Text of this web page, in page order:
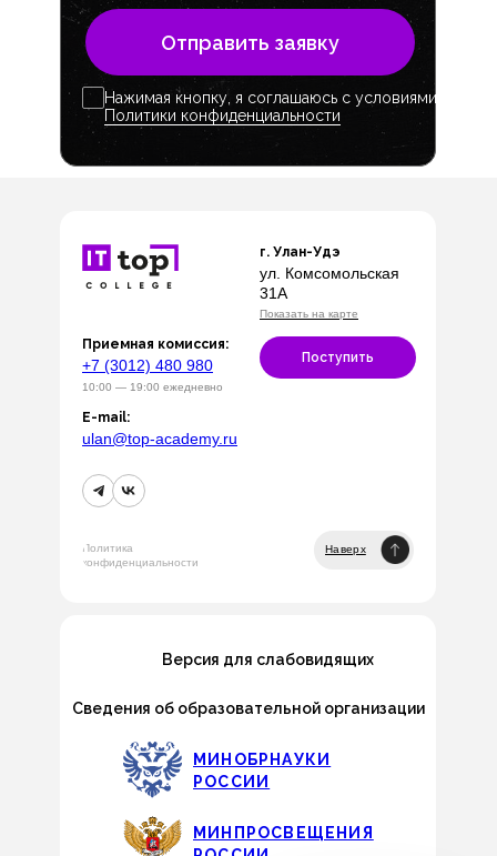
Отправить заявку
Нажимая кнопку, я соглашаюсь с условиями
Политики конфиденциальности
Наверх
Политика
конфиденциальности
10:00 — 19:00 ежедневно
г. Улан-Удэ
ulan@top-academy.ru
E-mail:
Приемная комиссия:
ул. Комсомольская
31А
Показать на карте
Поступить
+7 (3012) 480 980
Версия для слабовидящих
Сведения об образовательной организации
МИНПРОСВЕЩЕНИЯ
МИНОБРНАУКИ
РОССИИ